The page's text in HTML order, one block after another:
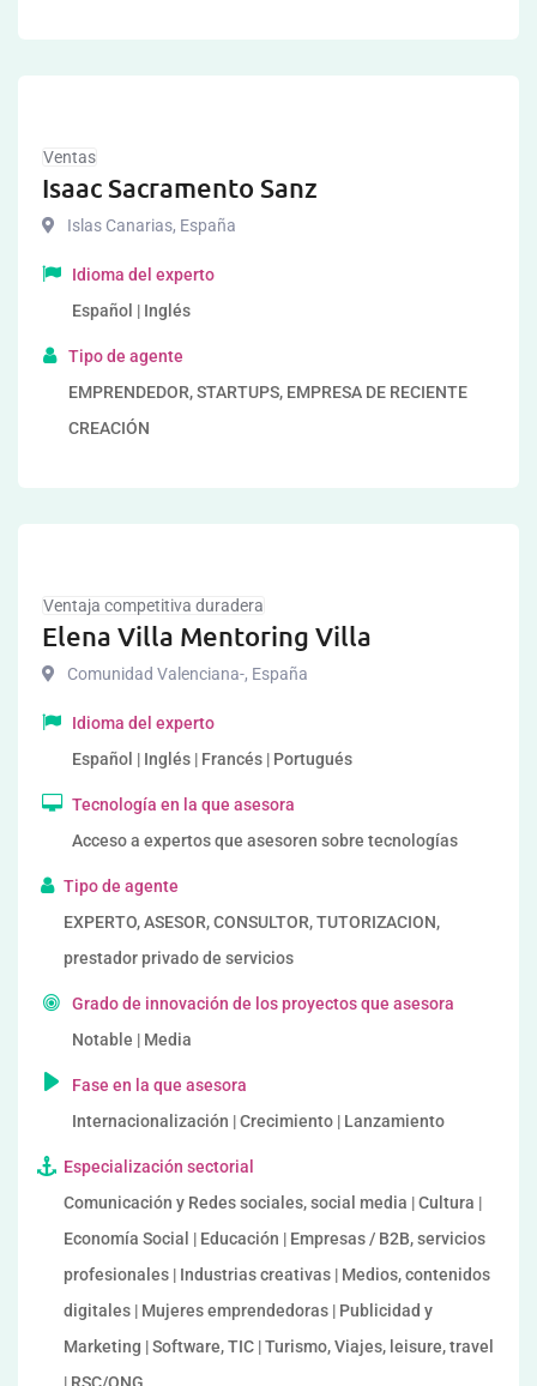
Ventas
Isaac Sacramento Sanz
Islas Canarias, España
Idioma del experto
Español | Inglés
Tipo de agente
EMPRENDEDOR, STARTUPS, EMPRESA DE RECIENTE
CREACIÓN
Ventaja competitiva duradera
Elena Villa Mentoring Villa
Comunidad Valenciana-, España
Idioma del experto
Español | Inglés | Francés | Portugués
Tecnología en la que asesora
Acceso a expertos que asesoren sobre tecnologías
Tipo de agente
EXPERTO, ASESOR, CONSULTOR, TUTORIZACION,
prestador privado de servicios
Grado de innovación de los proyectos que asesora
Notable | Media
Fase en la que asesora
Internacionalización | Crecimiento | Lanzamiento
Especialización sectorial
Comunicación y Redes sociales, social media | Cultura |
Economía Social | Educación | Empresas / B2B, servicios
profesionales | Industrias creativas | Medios, contenidos
digitales | Mujeres emprendedoras | Publicidad y
Marketing | Software, TIC | Turismo, Viajes, leisure, travel